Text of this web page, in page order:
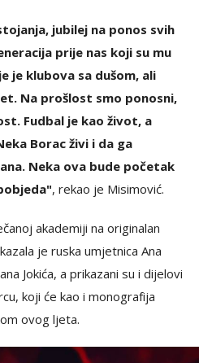
jubilej na ponos svih
prije nas koji su mu
je klubova sa dušom, ali
Na prošlost smo ponosni,
Fudbal je kao život, a
Borac živi i da ga
Neka ova bude početak
, rekao je Misimović.
akademiji na originalan
je ruska umjetnica Ana
Jokića, a prikazani su i dijelovi
koji će kao i monografija
ovog ljeta.